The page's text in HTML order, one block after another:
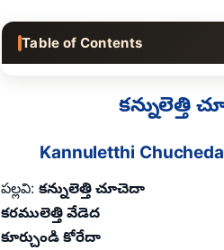
Table of Contents
కన్నులెత్తి
Kannuletthi
పల్లవి: కన్నులెత్తి చూచెదా
కరములెత్తి వేడెద
కూర్చుండి కోరేదా